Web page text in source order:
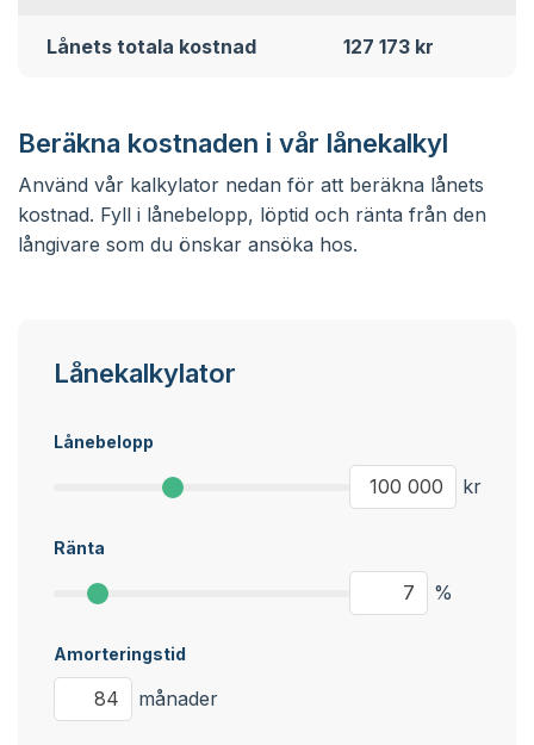
Lånets totala kostnad 127 173 kr
Beräkna kostnaden i vår lånekalkyl
Använd vår kalkylator nedan för att beräkna lånets
kostnad. Fyll i lånebelopp, löptid och ränta från den
långivare som du önskar ansöka hos.
Lånekalkylator
Lånebelopp
kr
Ränta
%
Amorteringstid
månader